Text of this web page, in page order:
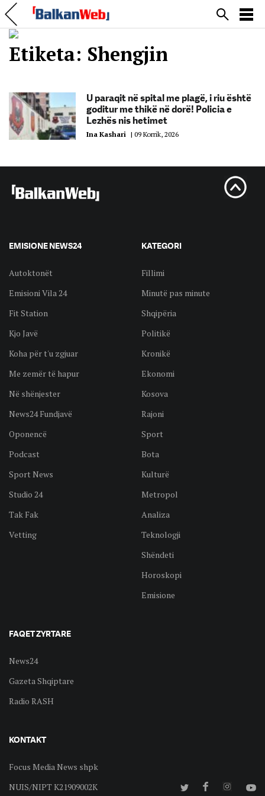
Etiketa: Shengjin
U paraqit në spital me plagë, i riu është
goditur me thikë në dorë! Policia e
Lezhës nis hetimet
Ina Kashari | 09 Korrik, 2026
EMISIONE NEWS24
Autoktonët
Emisioni Vila 24
Fit Station
Kjo Javë
Koha për t'u zgjuar
Me zemër të hapur
Në shënjester
News24 Fundjavë
Oponencë
Podcast
Sport News
Studio 24
Tak Fak
Vetting
KATEGORI
Fillimi
Minutë pas minute
Shqipëria
Politikë
Kronikë
Ekonomi
Kosova
Rajoni
Sport
Bota
Kulturë
Metropol
Analiza
Teknologji
Shëndeti
Horoskopi
Emisione
FAQET ZYRTARE
News24
Gazeta Shqiptare
Radio RASH
KONTAKT
Focus Media News shpk
NUIS/NIPT K21909002K